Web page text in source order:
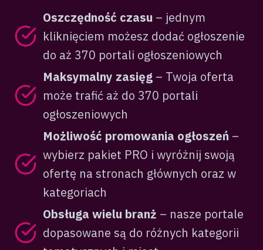
Oszczędność czasu – jednym
kliknięciem możesz dodać ogłoszenie
do aż 370 portali ogłoszeniowych
Maksymalny zasięg – Twoja oferta
może trafić aż do 370 portali
ogłoszeniowych
Możliwość promowania ogłoszeń –
wybierz pakiet PRO i wyróżnij swoją
ofertę na stronach głównych oraz w
kategoriach
Obsługa wielu branż – nasze portale
dopasowane są do różnych kategorii